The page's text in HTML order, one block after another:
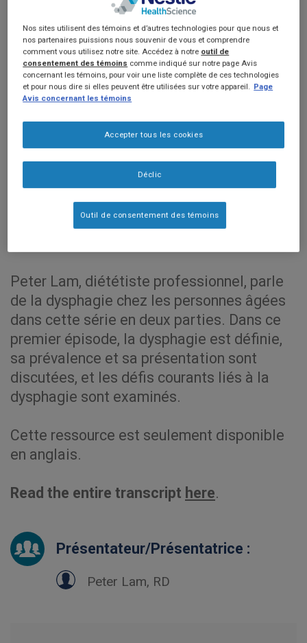
0:00
Peter Lam, diététiste professionnel, parle
de la dysphagie chez les personnes âgées
dans cette série en deux parties. Dans ce
premier épisode, la dysphagie est définie,
sa prévalence et sa présentation sont
discutées, et les défis courants liés à la
dysphagie sont examinés.
Cette ressource est seulement disponible
en anglais.
Read the entire transcript here.
Présentateur/Présentatrice :
Peter Lam, RD
Nos sites utilisent des témoins et d’autres technologies pour que nous et
nos partenaires puissions nous souvenir de vous et comprendre
comment vous utilisez notre site. Accédez à notre outil de
consentement des témoins comme indiqué sur notre page Avis
concernant les témoins, pour voir une liste complète de ces technologies
et pour nous dire si elles peuvent être utilisées sur votre appareil. Page
Avis concernant les témoins
Déclic
Accepter tous les cookies
Outil de consentement des témoins